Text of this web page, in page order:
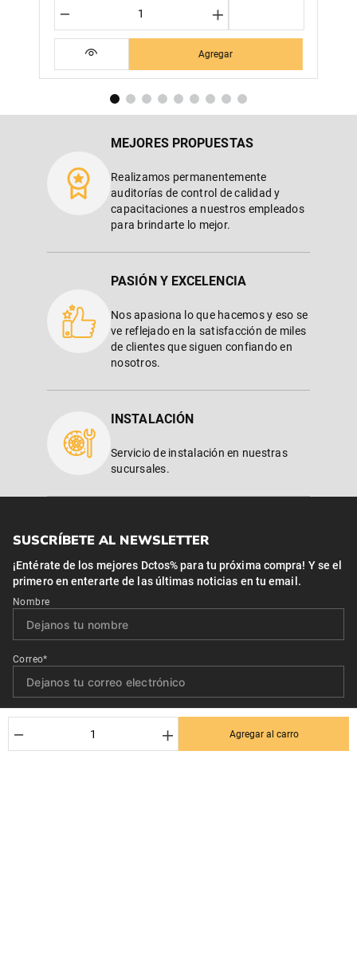
＋
－ Agregar al carro
＋
－
Agregar
MEJORES PROPUESTAS
Realizamos permanentemente
auditorías de control de calidad y
capacitaciones a nuestros empleados
para brindarte lo mejor.
PASIÓN Y EXCELENCIA
Nos apasiona lo que hacemos y eso se
ve reflejado en la satisfacción de miles
de clientes que siguen confiando en
nosotros.
INSTALACIÓN
Servicio de instalación en nuestras
sucursales.
SUSCRÍBETE AL NEWSLETTER
¡Entérate de los mejores Dctos% para tu próxima compra! Y se el
primero en enterarte de las últimas noticias en tu email.
Nombre
Correo*
Quiero recibir el newsletter con promociones.